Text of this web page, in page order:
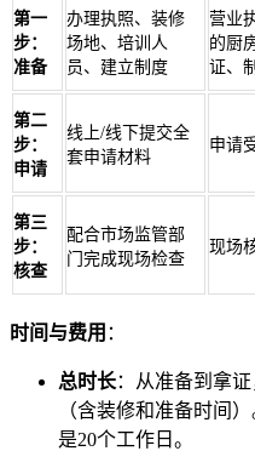
第一
步：
准备
办理执照、装修
场地、培训人
员、建立制度
营业
的厨
证、
第二
步：
申请
线上/线下提交全
套申请材料
申请
第三
步：
核查
配合市场监管部
门完成现场检查
现场
时间与费用 ：
总时长：从准备到拿
（含装修和准备时间
是20个工作日。